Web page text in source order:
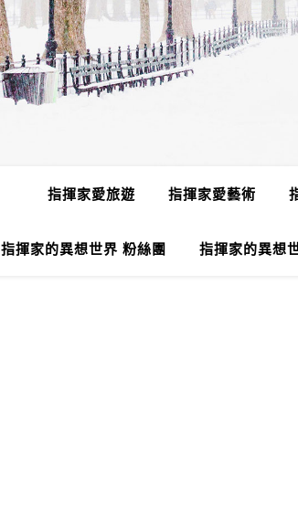
指揮家愛旅遊 指揮家愛藝術
指揮家的異想世界 粉絲團 指揮家的異想